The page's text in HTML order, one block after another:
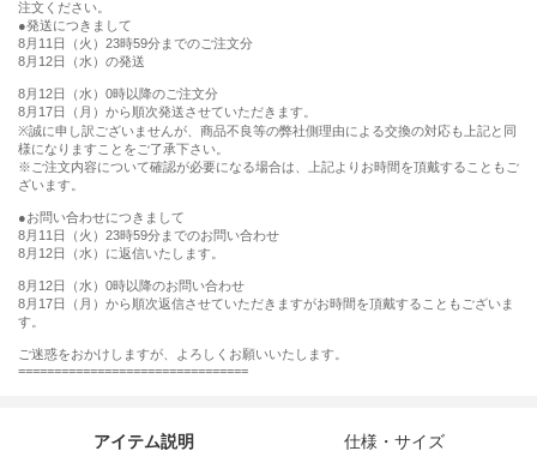
注文ください。
●発送につきまして
8月11日（火）23時59分までのご注文分
8月12日（水）の発送
8月12日（水）0時以降のご注文分
8月17日（月）から順次発送させていただきます。
※誠に申し訳ございませんが、商品不良等の弊社側理由による交換の対応も上記と同
様になりますことをご了承下さい。
※ご注文内容について確認が必要になる場合は、上記よりお時間を頂戴することもご
ざいます。
●お問い合わせにつきまして
8月11日（火）23時59分までのお問い合わせ
8月12日（水）に返信いたします。
8月12日（水）0時以降のお問い合わせ
8月17日（月）から順次返信させていただきますがお時間を頂戴することもございま
す。
ご迷惑をおかけしますが、よろしくお願いいたします。
================================
アイテム説明 仕様・サイズ